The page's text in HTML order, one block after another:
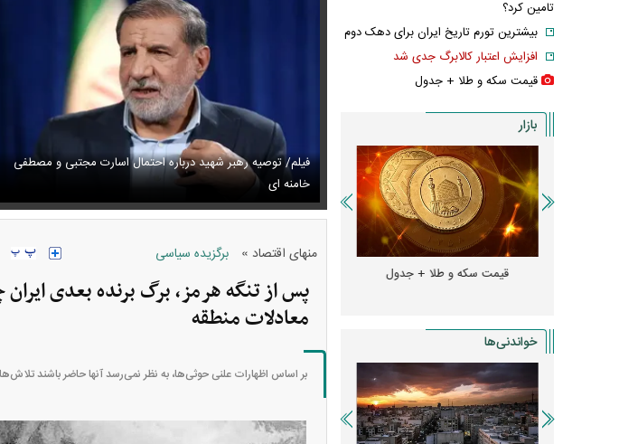
و نشان ترامپ برای سوئیس
فیلم/ توصیه رهبر شهید درباره احتمال اسارت مجتبی و مصطفی
خامنه ای
دیده‌نشده ظل‌السلطنه نوه ناصرالدین شاه در لباس دامادی سانسور عجیب تلویزیون همه را متعجب کرد
منهای اقتصاد » برگزیده سیاسی
پس از تنگه هرمز، برگ برنده بعدی
معادلات منطقه
بر اساس اظهارات علنی حوثی‌ها، به نظر نمی‌رسد آنها حاضر باشند
تامین کرد؟
بیشترین تورم تاریخ ایران برای دهک دوم
افزایش اعتبار کالابرگ جدی شد
قیمت سکه و طلا + جدول
بازار
قیمت سکه و طلا + جدول
خواندنی‌ها